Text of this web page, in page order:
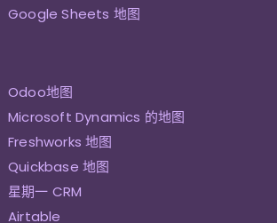
Google Sheets 地图
Odoo地图
Microsoft Dynamics 的地图
Freshworks 地图
Quickbase 地图
星期一 CRM
Airtable